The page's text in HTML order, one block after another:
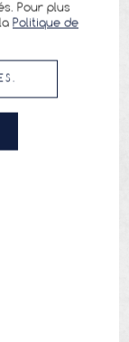
Pour plus
Politique de